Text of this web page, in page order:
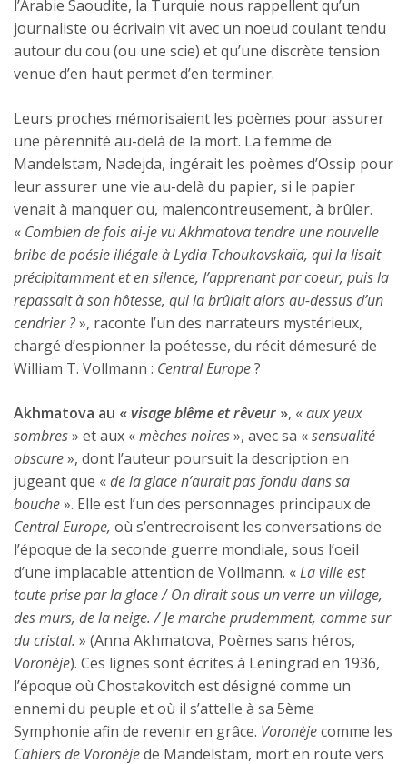
l’Arabie Saoudite, la Turquie nous rappellent qu’un
journaliste ou écrivain vit avec un noeud coulant tendu
autour du cou (ou une scie) et qu’une discrète tension
venue d’en haut permet d’en terminer.
Leurs proches mémorisaient les poèmes pour assurer
une pérennité au-delà de la mort. La femme de
Mandelstam, Nadejda, ingérait les poèmes d’Ossip pour
leur assurer une vie au-delà du papier, si le papier
venait à manquer ou, malencontreusement, à brûler.
« Combien de fois ai-je vu Akhmatova tendre une nouvelle
bribe de poésie illégale à Lydia Tchoukovskaïa, qui la lisait
précipitamment et en silence, l’apprenant par coeur, puis la
repassait à son hôtesse, qui la brûlait alors au-dessus d’un
cendrier ?», raconte l’un des narrateurs mystérieux,
chargé d’espionner la poétesse, du récit démesuré de
William T. Vollmann : Central Europe?
Akhmatova au «visage blême et rêveur », «aux yeux
sombres» et aux «mèches noires», avec sa «sensualité
obscure», dont l’auteur poursuit la description en
jugeant que «de la glace n’aurait pas fondu dans sa
bouche». Elle est l’un des personnages principaux de
Central Europe, où s’entrecroisent les conversations de
l’époque de la seconde guerre mondiale, sous l’oeil
d’une implacable attention de Vollmann. «La ville est
toute prise par la glace / On dirait sous un verre un village,
des murs, de la neige. / Je marche prudemment, comme sur
du cristal. » (Anna Akhmatova, Poèmes sans héros,
Voronèje). Ces lignes sont écrites à Leningrad en 1936,
l’époque où Chostakovitch est désigné comme un
ennemi du peuple et où il s’attelle à sa 5ème
Symphonie afin de revenir en grâce. Voronèjecomme les
Cahiers de Voronèjede Mandelstam, mort en route vers